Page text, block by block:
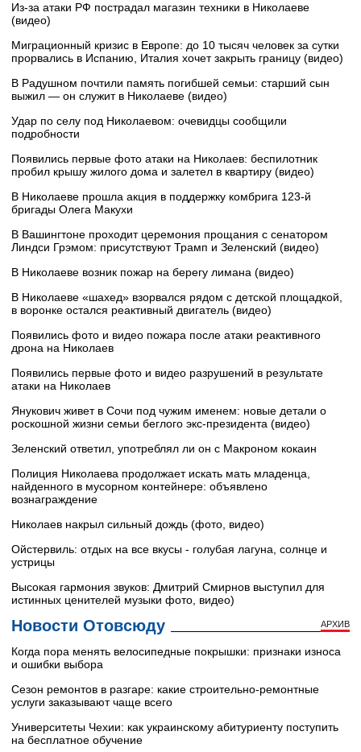
Из-за атаки РФ пострадал магазин техники в Николаеве
(видео)
Миграционный кризис в Европе: до 10 тысяч человек за сутки
прорвались в Испанию, Италия хочет закрыть границу (видео)
В Радушном почтили память погибшей семьи: старший сын
выжил — он служит в Николаеве (видео)
Удар по селу под Николаевом: очевидцы сообщили
подробности
Появились первые фото атаки на Николаев: беспилотник
пробил крышу жилого дома и залетел в квартиру (видео)
В Николаеве прошла акция в поддержку комбрига 123-й
бригады Олега Макухи
В Вашингтоне проходит церемония прощания с сенатором
Линдси Грэмом: присутствуют Трамп и Зеленский (видео)
В Николаеве возник пожар на берегу лимана (видео)
В Николаеве «шахед» взорвался рядом с детской площадкой,
в воронке остался реактивный двигатель (видео)
Появились фото и видео пожара после атаки реактивного
дрона на Николаев
Появились первые фото и видео разрушений в результате
атаки на Николаев
Янукович живет в Сочи под чужим именем: новые детали о
роскошной жизни семьи беглого экс-президента (видео)
Зеленский ответил, употреблял ли он с Макроном кокаин
Полиция Николаева продолжает искать мать младенца,
найденного в мусорном контейнере: объявлено
вознаграждение
Николаев накрыл сильный дождь (фото, видео)
Ойстервиль: отдых на все вкусы - голубая лагуна, солнце и
устрицы
Высокая гармония звуков: Дмитрий Смирнов выступил для
истинных ценителей музыки фото, видео)
Новости Отовсюду АРХИВ
Когда пора менять велосипедные покрышки: признаки износа
и ошибки выбора
Сезон ремонтов в разгаре: какие строительно-ремонтные
услуги заказывают чаще всего
Университеты Чехии: как украинскому абитуриенту поступить
на бесплатное обучение